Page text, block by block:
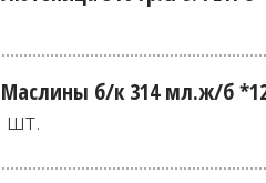
Маслины б/к 314 мл.ж/б
шт.